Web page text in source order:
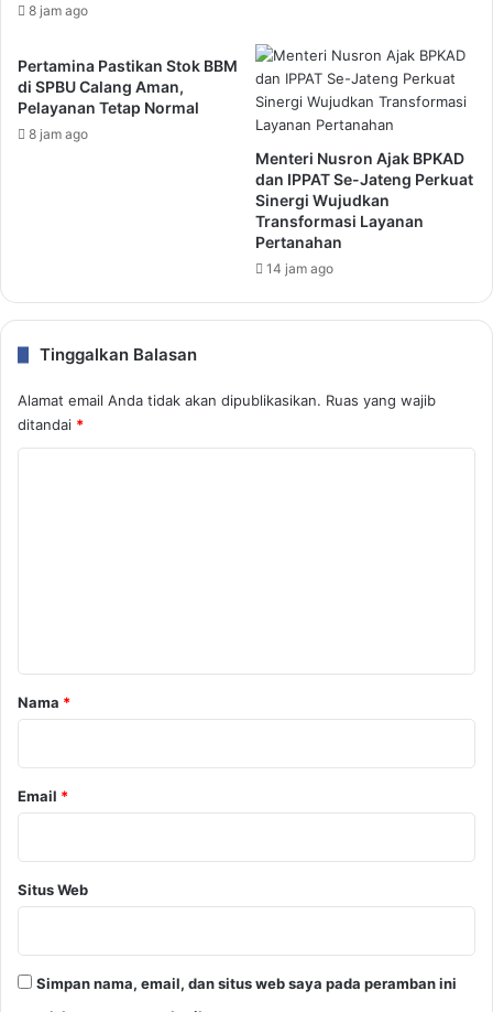
8 jam ago
Pertamina Pastikan Stok BBM
di SPBU Calang Aman,
Pelayanan Tetap Normal
8 jam ago
Menteri Nusron Ajak BPKAD
dan IPPAT Se-Jateng Perkuat
Sinergi Wujudkan
Transformasi Layanan
Pertanahan
14 jam ago
Tinggalkan Balasan
Alamat email Anda tidak akan dipublikasikan. Ruas yang wajib
ditandai *
rNama *
Email *
Situs Web
Simpan nama, email, dan situs web saya pada peramban ini